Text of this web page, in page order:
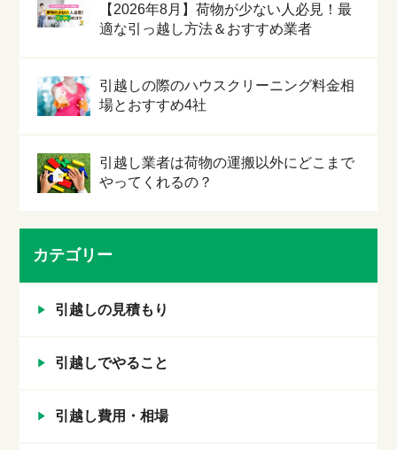
【2026年8月】荷物が少ない人必見！最
適な引っ越し方法＆おすすめ業者
引越しの際のハウスクリーニング料金相
場とおすすめ4社
引越し業者は荷物の運搬以外にどこまで
やってくれるの？
カテゴリー
引越しの見積もり
引越しでやること
引越し費用・相場